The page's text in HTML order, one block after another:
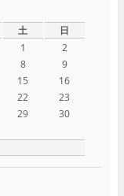
土 日
1
2
8
9
15
16
22
23
29
30